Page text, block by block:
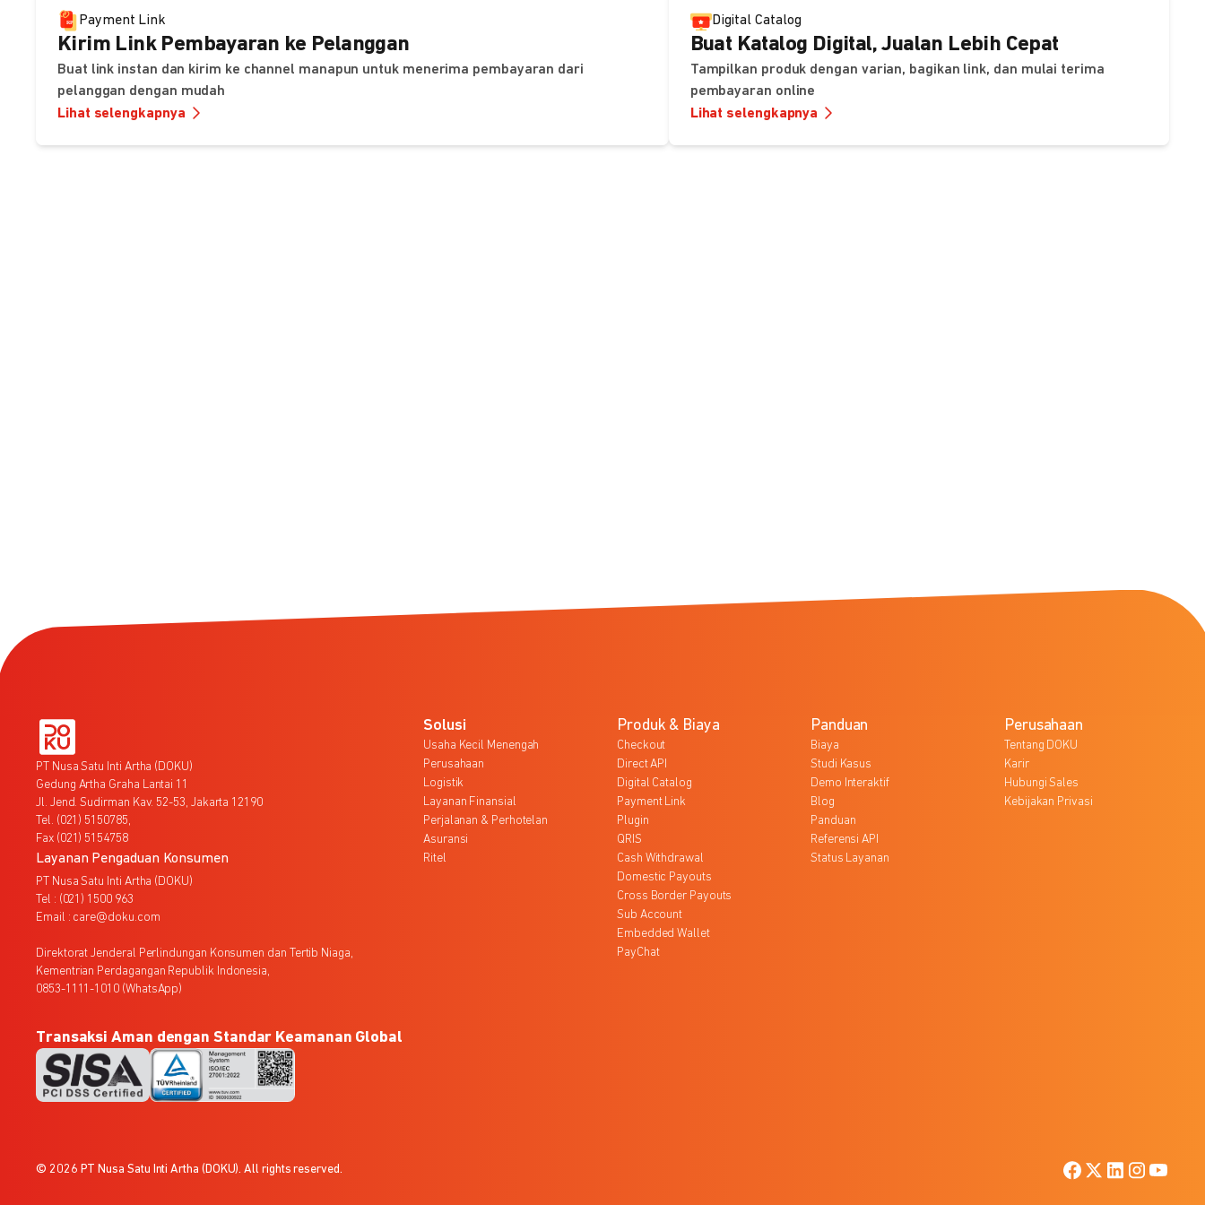
Payment Link
Kirim Link Pembayaran ke Pelanggan
Buat link instan dan kirim ke channel manapun untuk menerima pembayaran dari
pelanggan dengan mudah
Lihat selengkapnya
Digital Catalog
Buat Katalog Digital, Jualan Lebih Cepat
Tampilkan produk dengan varian, bagikan link, dan mulai terima
pembayaran online
Lihat selengkapnya
PT Nusa Satu Inti Artha (DOKU)
Gedung Artha Graha Lantai 11
Jl. Jend. Sudirman Kav. 52-53, Jakarta 12190
Tel. (021) 5150785,
Fax (021) 5154758
Layanan Pengaduan Konsumen
PT Nusa Satu Inti Artha (DOKU)
Tel : (021) 1500 963
Email : care@doku.com
Direktorat Jenderal Perlindungan Konsumen dan Tertib Niaga,
Kementrian Perdagangan Republik Indonesia,
0853-1111-1010 (WhatsApp)
Solusi
Usaha Kecil Menengah
Perusahaan
Logistik
Layanan Finansial
Perjalanan & Perhotelan
Asuransi
Ritel
Produk & Biaya
Checkout
Direct API
Digital Catalog
Payment Link
Plugin
QRIS
Cash Withdrawal
Domestic Payouts
Cross Border Payouts
Sub Account
Embedded Wallet
PayChat
Panduan
Biaya
Studi Kasus
Demo Interaktif
Blog
Panduan
Referensi API
Status Layanan
Perusahaan
Tentang DOKU
Karir
Hubungi Sales
Kebijakan Privasi
Transaksi Aman dengan Standar Keamanan Global
© 2026 PT Nusa Satu Inti Artha (DOKU). All rights reserved.